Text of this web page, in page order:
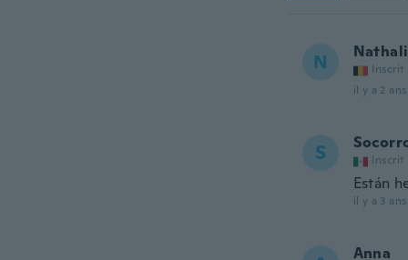
N Inscrit
il y a 2 ans
S Inscrit
Están
il y a 3 ans
Anna